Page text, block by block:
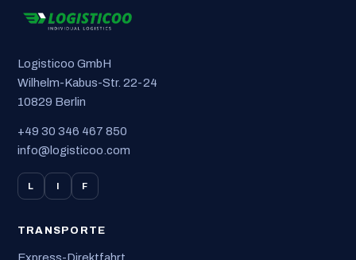
Logisticoo GmbH
Wilhelm-Kabus-Str. 22-24
10829 Berlin
+49 30 346 467 850
info@logisticoo.com
L I F
TRANSPORTE
Express-Direktfahrt